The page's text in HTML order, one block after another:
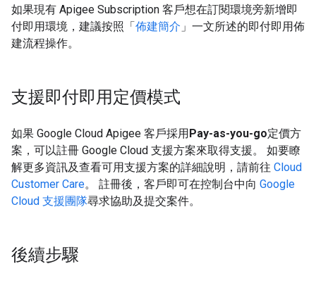
如果現有 Apigee Subscription 客戶想在訂閱環境旁新增即
付即用環境，建議按照「佈建簡介 」一文所述的即付即用佈
建流程操作。
支援即付即用定價模式
如果 Google Cloud Apigee 客戶採用Pay-as-you-go定價方
案，可以註冊 Google Cloud 支援方案來取得支援。 如要瞭
解更多資訊及查看可用支援方案的詳細說明，請前往 Cloud
Customer Care。 註冊後，客戶即可在控制台中向 Google
Cloud 支援團隊尋求協助及提交案件。
後續步驟